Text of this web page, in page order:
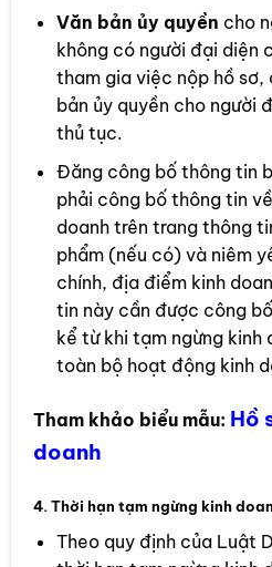
Văn bản ủy quyền cho
không có người đại diện
tham gia việc nộp hồ
bản ủy quyền cho người
thủ tục.
Đăng công bố thông tin
phải công bố thông tin
doanh trên trang thông
phẩm (nếu có) và niêm
chính, địa điểm kinh
tin này cần được công
kể từ khi tạm ngừng kinh
toàn bộ hoạt động kinh
Tham khảo biểu mẫu: Hồ
doanh
4. Thời hạn tạm ngừng kinh
Theo quy định của Luật